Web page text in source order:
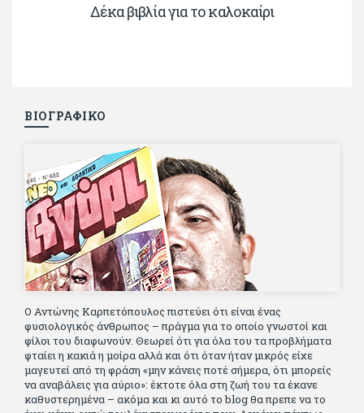
Δέκα βιβλία για το καλοκαίρι
ΒΙΟΓΡΑΦΙΚΟ
Ο Αντώνης Καρπετόπουλος πιστεύει ότι είναι ένας
φυσιολογικός άνθρωπος – πράγμα για το οποίο γνωστοί και
φίλοι του διαφωνούν. Θεωρεί ότι για όλα του τα προβλήματα
φταίει η κακιά η μοίρα αλλά και ότι όταν ήταν μικρός είχε
μαγευτεί από τη φράση «μην κάνεις ποτέ σήμερα, ότι μπορείς
να αναβάλεις για αύριο»: έκτοτε όλα στη ζωή του τα έκανε
καθυστερημένα – ακόμα και κι αυτό το blog θα πρεπε να το